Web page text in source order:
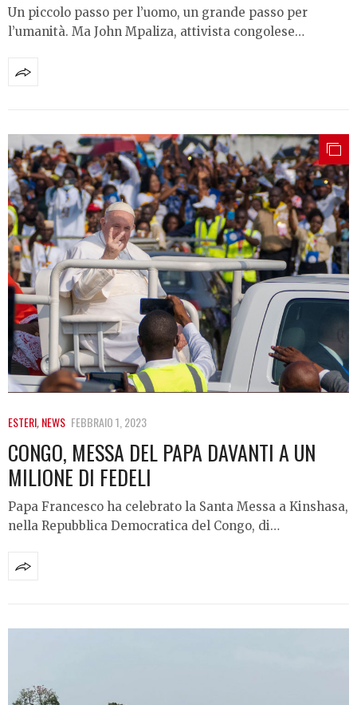
Un piccolo passo per l’uomo, un grande passo per
l’umanità. Ma John Mpaliza, attivista congolese…
ESTERI,NEWS FEBBRAIO 1, 2023
CONGO, MESSA DEL PAPA DAVANTI A UN
MILIONE DI FEDELI
Papa Francesco ha celebrato la Santa Messa a Kinshasa,
nella Repubblica Democratica del Congo, di…